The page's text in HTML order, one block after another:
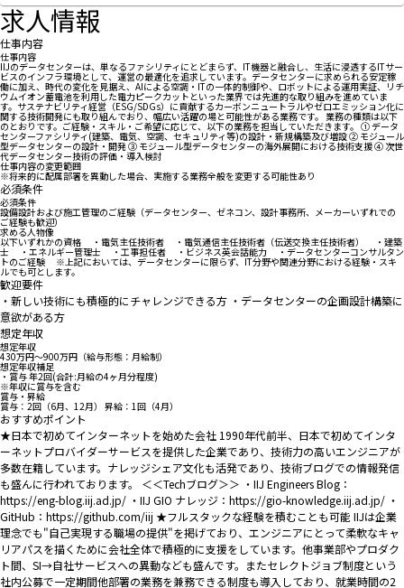
求人情報
仕事内容
仕事内容
IIJのデータセンターは、単なるファシリティにとどまらず、IT機器と融合し、生活に浸透するITサー
ビスのインフラ環境として、運営の最適化を追求しています。データセンターに求められる安定稼
働に加え、時代の変化を見据え、AIによる空調・ITの一体的制御や、ロボットによる運用実証、リチ
ウムイオン蓄電池を利用した電力ピークカットといった業界では先進的な取り組みを進めていま
す。サステナビリティ経営（ESG/SDGs）に貢献するカーボンニュートラルやゼロエミッション化に
関する技術開発にも取り組んでおり、幅広い活躍の場と可能性がある業務です。 業務の種類は以下
のとおりです。ご経験・スキル・ご希望に応じて、以下の業務を担当していただきます。 ① データ
センターファシリティ(建築、電気、空調、セキュリティ等)の設計・新規構築及び増設 ② モジュール
型データセンターの設計・開発 ③ モジュール型データセンターの海外展開における技術支援 ④ 次世
代データセンター技術の評価・導入検討
仕事内容の変更範囲
※将来的に配属部署を異動した場合、実施する業務全般を変更する可能性あり
必須条件
必須条件
設備設計および施工管理のご経験（データセンター、ゼネコン、設計事務所、メーカーいずれでの
ご経験も歓迎）
求める人物像
以下いずれかの資格 ・電気主任技術者 ・電気通信主任技術者（伝送交換主任技術者） ・建築
士 ・エネルギー管理士 ・工事担任者 ・ビジネス英会話能力 ・データセンターコンサルタン
トのご経験 ※上記においては、データセンターに限らず、IT分野や関連分野における経験・スキ
ルでも可とします。
歓迎要件
・新しい技術にも積極的にチャレンジできる方 ・データセンターの企画設計構築に
意欲がある方
想定年収
想定年収
430万円〜900万円（給与形態：月給制）
想定年収補足
・賞与 年2回(合計:月給の4ヶ月分程度)
※年収に賞与を含む
賞与・昇給
賞与：2回（6月、12月） 昇給：1回（4月）
おすすめポイント
★日本で初めてインターネットを始めた会社 1990年代前半、日本で初めてインタ
ーネットプロバイダーサービスを提供した企業であり、技術力の高いエンジニアが
多数在籍しています。ナレッジシェア文化も活発であり、技術ブログでの情報発信
も盛んに行われております。 ＜＜Techブログ＞＞ ・IIJ Engineers Blog：
https://eng-blog.iij.ad.jp/ ・IIJ GIO ナレッジ：https://gio-knowledge.iij.ad.jp/ ・
GitHub：https://github.com/iij ★フルスタックな経験を積むことも可能 IIJは企業
理念でも"自己実現する職場の提供"を掲げており、エンジニアにとって柔軟なキャ
リアパスを描くために会社全体で積極的に支援をしています。他事業部やプロダク
ト間、SI→自社サービスへの異動なども盛んです。またセレクトジョブ制度という
社内公募で一定期間他部署の業務を兼務できる制度も導入しており、就業時間の2